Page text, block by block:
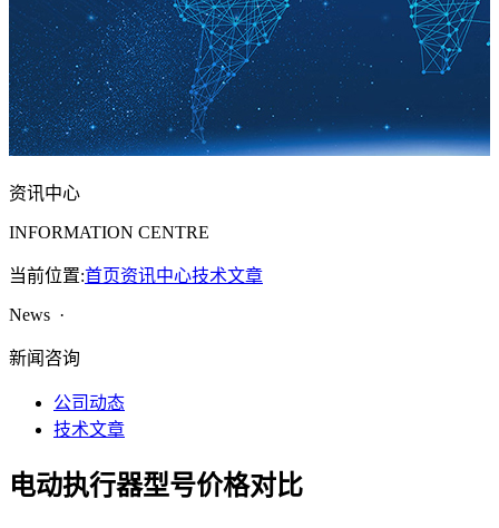
资讯中心
INFORMATION CENTRE
当前位置:首页资讯中心技术文章
News ·
新闻咨询
公司动态
技术文章
电动执行器型号价格对比